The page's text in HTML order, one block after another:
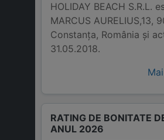
HOLIDAY BEACH S.R.L.
MARCUS AURELIUS,13,
Constanţa, România și
31.05.2018.
RATING DE BONITATE
ANUL 2026